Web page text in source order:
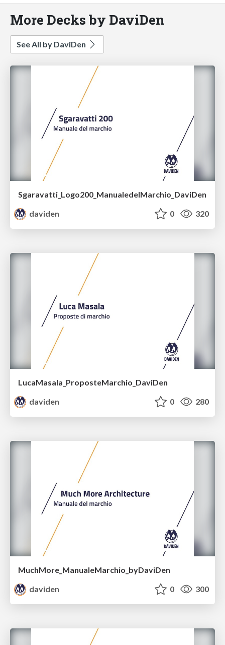
More Decks by DaviDen
See All by DaviDen
Sgaravatti_Logo200_ManualedelMarchio_DaviDen
daviden
0 320
LucaMasala_ProposteMarchio_DaviDen
daviden
0 280
MuchMore_ManualeMarchio_byDaviDen
daviden
0 300